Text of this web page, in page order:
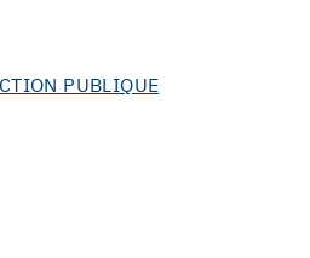
PUBLIQUE